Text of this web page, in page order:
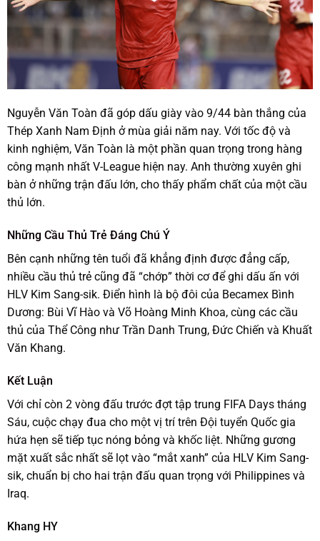
Nguyễn Văn Toàn đã góp dấu giày vào 9/44 bàn thắng của
Thép Xanh Nam Định ở mùa giải năm nay. Với tốc độ và
kinh nghiệm, Văn Toàn là một phần quan trọng trong hàng
công mạnh nhất V-League hiện nay. Anh thường xuyên ghi
bàn ở những trận đấu lớn, cho thấy phẩm chất của một cầu
thủ lớn.
Những Cầu Thủ Trẻ Đáng Chú Ý
Bên cạnh những tên tuổi đã khẳng định được đẳng cấp,
nhiều cầu thủ trẻ cũng đã “chớp” thời cơ để ghi dấu ấn với
HLV Kim Sang-sik. Điển hình là bộ đôi của Becamex Bình
Dương: Bùi Vĩ Hào và Võ Hoàng Minh Khoa, cùng các cầu
thủ của Thể Công như Trần Danh Trung, Đức Chiến và Khuất
Văn Khang.
Kết Luận
Với chỉ còn 2 vòng đấu trước đợt tập trung FIFA Days tháng
Sáu, cuộc chạy đua cho một vị trí trên Đội tuyển Quốc gia
hứa hẹn sẽ tiếp tục nóng bỏng và khốc liệt. Những gương
mặt xuất sắc nhất sẽ lọt vào “mắt xanh” của HLV Kim Sang-
sik, chuẩn bị cho hai trận đấu quan trọng với Philippines và
Iraq.
Khang HY